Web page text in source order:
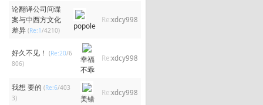
论翻译公司间谍
案与中西方文化
差异 (Re:1/4210) popole
Re:xdcy998
好久不见！ (Re:20/6
806)
幸福
不乖
Re:xdcy998
我想 要的 (Re:6/403
3)
美错
Re:xdcy998